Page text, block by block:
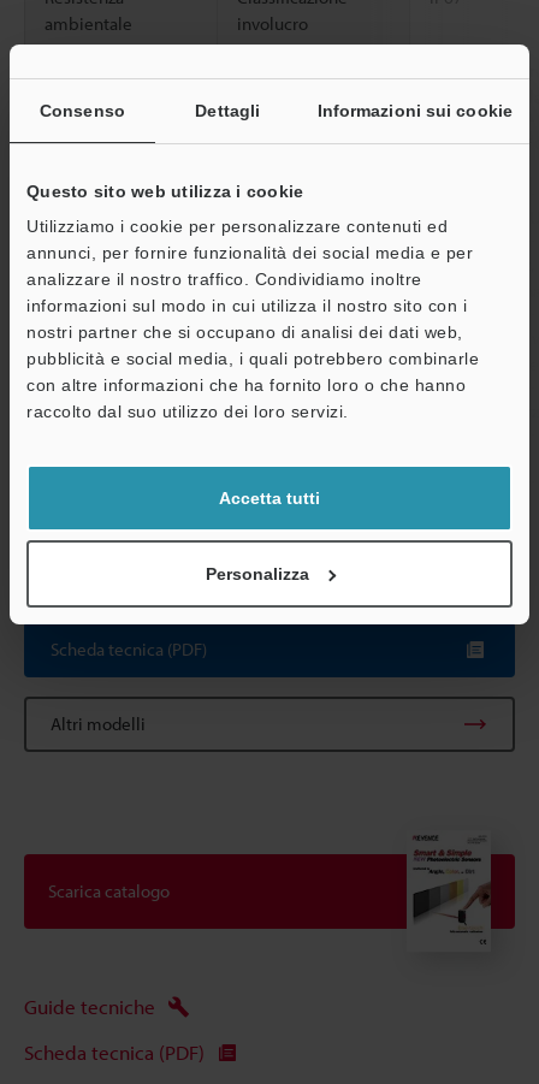
Consenso Dettagli Informazioni sui cookie
Questo sito web utilizza i cookie
Utilizziamo i cookie per personalizzare contenuti ed
annunci, per fornire funzionalità dei social media e per
analizzare il nostro traffico. Condividiamo inoltre
informazioni sul modo in cui utilizza il nostro sito con i
nostri partner che si occupano di analisi dei dati web,
pubblicità e social media, i quali potrebbero combinarle
con altre informazioni che ha fornito loro o che hanno
raccolto dal suo utilizzo dei loro servizi.
Accetta tutti
Personalizza
ambientale
involucro
Temperatura
Da -20 a +55
Umidità relativa Da 35 a 85 %
Resistenza a
vibrazioni
Da 10 a 55
Resistenza agli urti 1,000 m/s
direzioni X, Y
Materiale della custodia
*1La distanza di rilevamento viene ottenuta con la sensibilità
Scheda tecnica (PDF)
Altri modelli
Scarica catalogo
Guide tecniche
Scheda tecnica (PDF)